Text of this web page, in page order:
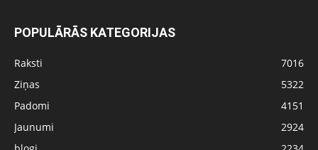
POPULĀRĀS KATEGORIJAS
Raksti
7016
Ziņas
5322
Padomi
4151
Jaunumi
2924